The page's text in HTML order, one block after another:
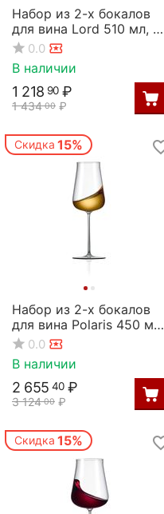
Набор из 2-х бокалов
для вина Lord 510 мл, D
85 мм, H 230 мм, Rona
0.0
В наличии
1 434 00 ₽
1 218 90 ₽
Скидка 15%
Набор из 2-х бокалов
для вина Polaris 450 мл,
D 84 мм, H 240 мм,
Rona
0.0
В наличии
3 124 00 ₽
2 655 40 ₽
Скидка 15%